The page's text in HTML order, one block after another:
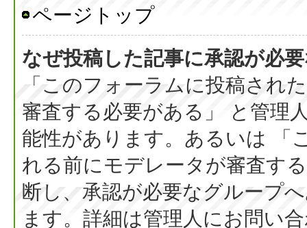
ページトップ
なぜ投稿した記事に承認が必
「このフォーラムに投稿され
審査する必要がある」 と管理
能性があります。あるいは 「
れる前にモデレータが審査す
断し、承認が必要なグループ
ます。詳細は管理人にお問い